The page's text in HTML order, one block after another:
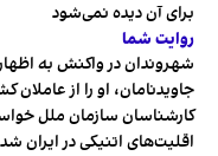
برای آن دیده نمی‌شود
روایت شما
شهروندان در واکنش به
جاویدنامان، او را از عاملان
کارشناسان سازمان ملل
اقلیت‌های اتنیکی در ایران